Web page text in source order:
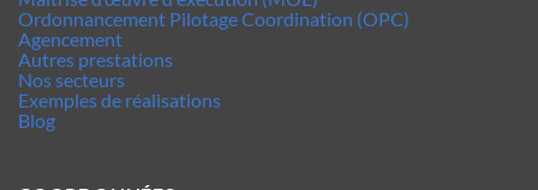
Ordonnancement Pilotage Coordination (OPC)
Agencement
Autres prestations
Nos secteurs
Exemples de réalisations
Blog